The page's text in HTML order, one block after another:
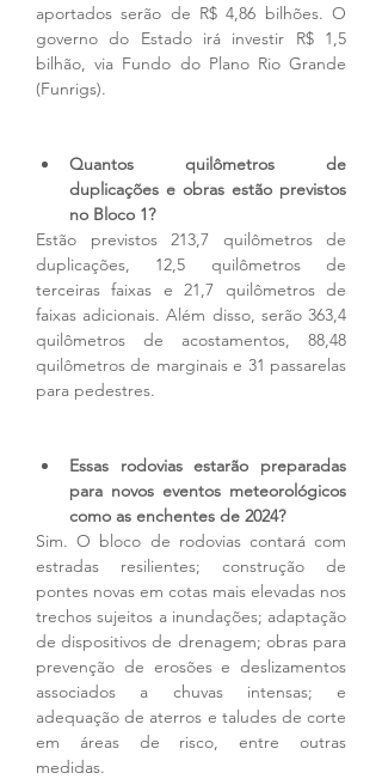
aportados serão de R$ 4,86 bilhões. O
governo do Estado irá investir R$ 1,5
bilhão, via Fundo do Plano Rio Grande
(Funrigs).
Quantos quilômetros de
duplicações e obras estão previstos
no Bloco 1?
Estão previstos 213,7 quilômetros de
duplicações, 12,5 quilômetros de
terceiras faixas e 21,7 quilômetros de
faixas adicionais. Além disso, serão 363,4
quilômetros de acostamentos, 88,48
quilômetros de marginais e 31 passarelas
para pedestres.
Essas rodovias estarão preparadas
para novos eventos meteorológicos
como as enchentes de 2024?
Sim. O bloco de rodovias contará com
estradas resilientes; construção de
pontes novas em cotas mais elevadas nos
trechos sujeitos a inundações; adaptação
de dispositivos de drenagem; obras para
prevenção de erosões e deslizamentos
associados a chuvas intensas; e
adequação de aterros e taludes de corte
em áreas de risco, entre outras
medidas.